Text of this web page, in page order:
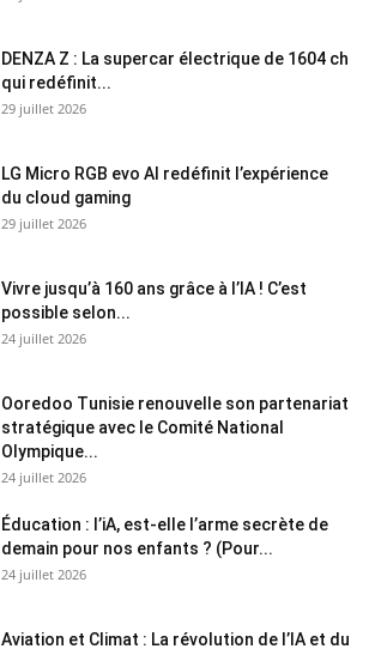
DENZA Z : La supercar électrique de 1604 ch
qui redéfinit...
29 juillet 2026
LG Micro RGB evo AI redéfinit l’expérience
du cloud gaming
29 juillet 2026
Vivre jusqu’à 160 ans grâce à l’IA ! C’est
possible selon...
24 juillet 2026
Ooredoo Tunisie renouvelle son partenariat
stratégique avec le Comité National
Olympique...
24 juillet 2026
Éducation : l’iA, est-elle l’arme secrète de
demain pour nos enfants ? (Pour...
24 juillet 2026
Aviation et Climat : La révolution de l’IA et du